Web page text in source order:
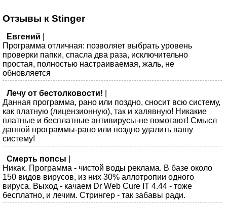
Отзывы к Stinger
Евгений
Программа отличная: позволяет выбрать уровень
проверки папки, спасла два раза, исключительно
простая, полностью настраиваемая, жаль, не
обновляется
Лечу от бестолковости!
Данная программа, рано или поздно, сносит всю систему,
как платную (лицензионную), так и халявную! Никакие
платные и бесплатные антивирусы-не помогают! Смысл
данной программы-рано или поздно удалить вашу
систему!
Смерть попсы
Никак. Программа - чистой воды реклама. В базе около
150 видов вирусов, из них 30% аллотропии одного
вируса. Выход - качаем Dr Web Cure IT 4.44 - тоже
бесплатно, и лечим. Стрингер - так забавы ради.